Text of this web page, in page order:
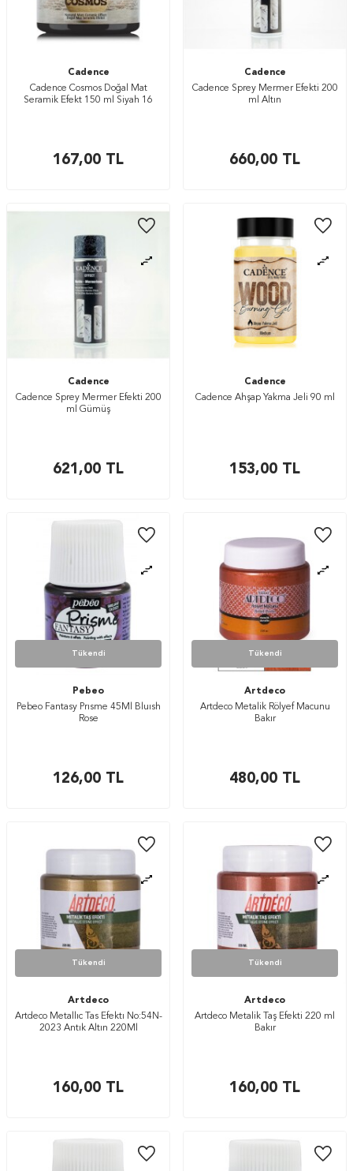
Cadence
Cadence Cosmos Doğal Mat
Seramik Efekt 150 ml Siyah 16
167,00 TL
Cadence
Cadence Sprey Mermer Efekti 200
ml Altın
660,00 TL
Cadence
Cadence Sprey Mermer Efekti 200
ml Gümüş
621,00 TL
Cadence
Cadence Ahşap Yakma Jeli 90 ml
153,00 TL
Tükendi
Pebeo
Pebeo Fantasy Prısme 45Ml Bluısh
Rose
126,00 TL
Tükendi
Artdeco
Artdeco Metalik Rölyef Macunu
Bakır
480,00 TL
Tükendi
Artdeco
Artdeco Metallıc Tas Efektı No:54N-
2023 Antık Altın 220Ml
160,00 TL
Tükendi
Artdeco
Artdeco Metalik Taş Efekti 220 ml
Bakır
160,00 TL